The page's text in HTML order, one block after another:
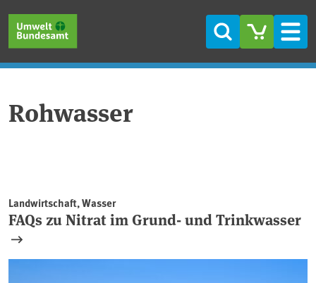
Suche
Rohwasser
Landwirtschaft, Wasser
FAQs zu Nitrat im Grund- und Trinkwasser